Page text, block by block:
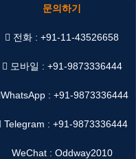
문의하기
전화 : +91-11-43526658
모바일 : +91-9873336444
WhatsApp :+91-9873336444
Telegram : +91-9873336444
WeChat : Oddway2010